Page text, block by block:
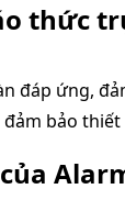
thức
đáp ứng,
bảo